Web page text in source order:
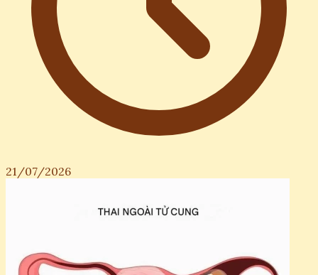
Phân biệt nước tiểu đầu và nước tiểu chính thức: Hiểu
rõ sự khác biệt